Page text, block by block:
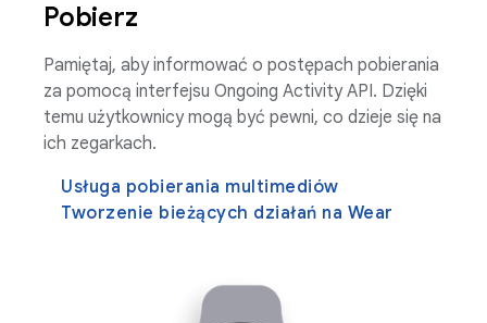
Pobierz
Pamiętaj, aby informować o postępach pobierania
za pomocą interfejsu Ongoing Activity API. Dzięki
temu użytkownicy mogą być pewni, co dzieje się na
ich zegarkach.
Usługa pobierania multimediów
Tworzenie bieżących działań na Wear